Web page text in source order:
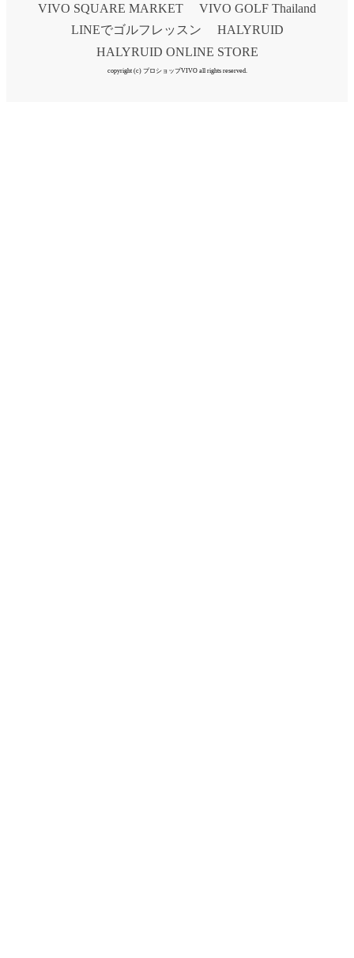
VIVO SQUARE MARKET
VIVO GOLF Thailand
LINEでゴルフレッスン
HALYRUID
HALYRUID ONLINE STORE
copyright (c) プロショップVIVO all rights reserved.